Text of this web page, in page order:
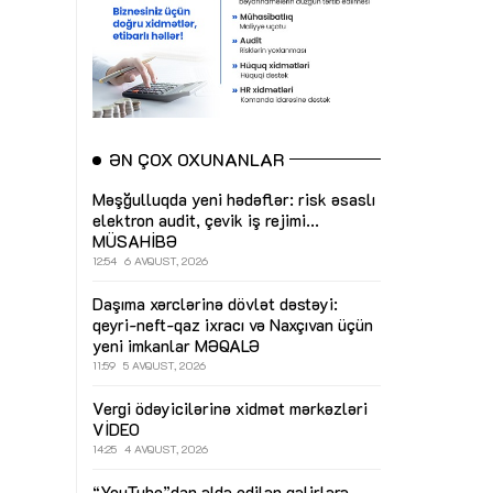
ƏN ÇOX OXUNANLAR
Məşğulluqda yeni hədəflər: risk əsaslı
elektron audit, çevik iş rejimi...
MÜSAHİBƏ
12:54 6 AVQUST, 2026
Daşıma xərclərinə dövlət dəstəyi:
qeyri-neft-qaz ixracı və Naxçıvan üçün
yeni imkanlar MƏQALƏ
11:59 5 AVQUST, 2026
Vergi ödəyicilərinə xidmət mərkəzləri
VİDEO
14:25 4 AVQUST, 2026